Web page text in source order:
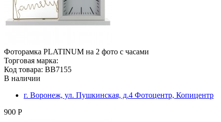
Фоторамка PLATINUM на 2 фото с часами
Торговая марка:
Код товара: BB7155
В наличии
г. Воронеж, ул. Пушкинская, д.4 Фотоцентр, Копицентр
900 Р